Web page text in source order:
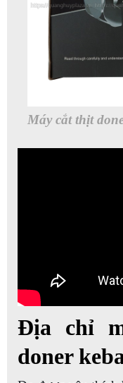
Máy cắt thịt
Địa chỉ
doner